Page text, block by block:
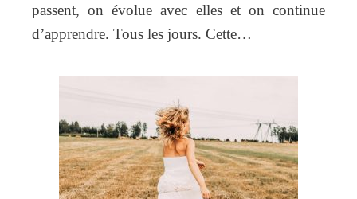
passent, on évolue avec elles et on continue
d’apprendre. Tous les jours. Cette…